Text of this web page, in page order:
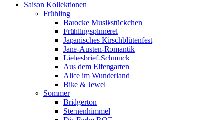
Saison Kollektionen
Frühling
Barocke Musikstückchen
Frühlingspinnerei
Japanisches Kirschblütenfest
Jane-Austen-Romantik
Liebesbrief-Schmuck
Aus dem Elfengarten
Alice im Wunderland
Bike & Jewel
Sommer
Bridgerton
Sternenhimmel